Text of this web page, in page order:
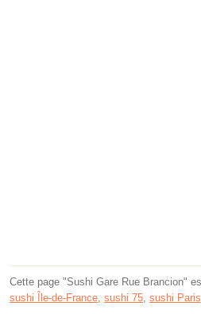
Cette page "Sushi Gare Rue Brancion"
sushi Île-de-France, sushi 75, sushi Paris